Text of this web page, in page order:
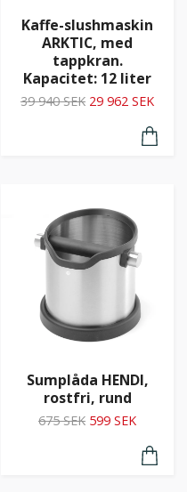
Kaffe-slushmaskin
ARKTIC, med
tappkran.
Kapacitet: 12 liter
39 940 SEK 29 962 SEK
Sumplåda HENDI,
rostfri, rund
675 SEK 599 SEK